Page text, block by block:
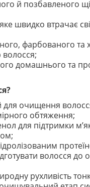
й позбавленого
швидко втрачає
фарбованого та
домашнього та
очищення
обтяження;
для підтримки
волосся до
рухливість